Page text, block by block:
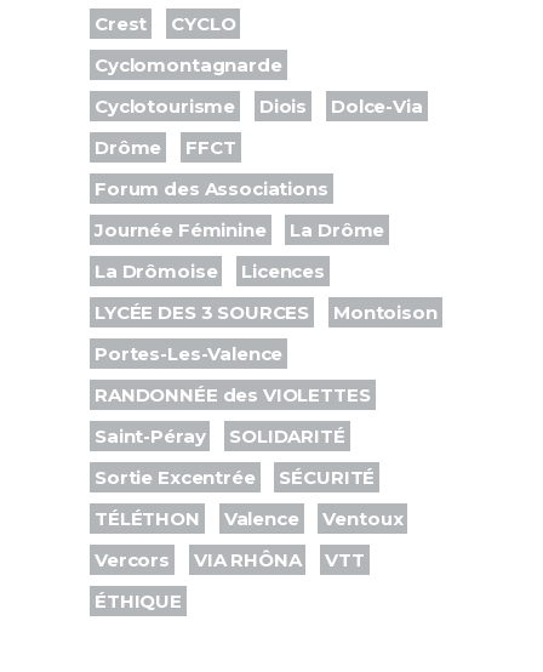
Crest
CYCLO
Cyclomontagnarde
Cyclotourisme
Diois
Dolce-Via
Drôme
FFCT
Forum des Associations
Journée Féminine
La Drôme
La Drômoise
Licences
LYCÉE DES 3 SOURCES
Montoison
Portes-Les-Valence
RANDONNÉE des VIOLETTES
Saint-Péray
SOLIDARITÉ
Sortie Excentrée
SÉCURITÉ
TÉLÉTHON
Valence
Ventoux
Vercors
VIA RHÔNA
VTT
ÉTHIQUE